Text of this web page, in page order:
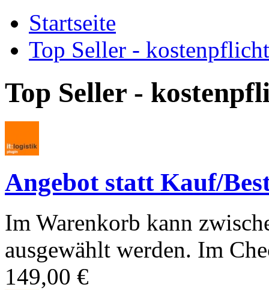
Startseite
Top Seller -
Top Seller -
Angebot statt Kauf/
Im Warenkorb kann
ausgewählt werden. Im
149,00 €